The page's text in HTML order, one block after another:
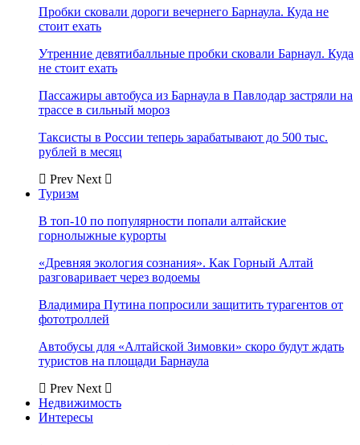
Пробки сковали дороги вечернего Барнаула. Куда не
стоит ехать
Утренние девятибалльные пробки сковали Барнаул. Куда
не стоит ехать
Пассажиры автобуса из Барнаула в Павлодар застряли на
трассе в сильный мороз
Таксисты в России теперь зарабатывают до 500 тыс.
рублей в месяц
Prev Next
Туризм
В топ-10 по популярности попали алтайские
горнолыжные курорты
«Древняя экология сознания». Как Горный Алтай
разговаривает через водоемы
Владимира Путина попросили защитить турагентов от
фототроллей
Автобусы для «Алтайской Зимовки» скоро будут ждать
туристов на площади Барнаула
Prev Next
Недвижимость
Интересы